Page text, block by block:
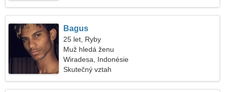
Bagus
25 let, Ryby
Muž hledá ženu
Wiradesa, Indonésie
Skutečný vztah